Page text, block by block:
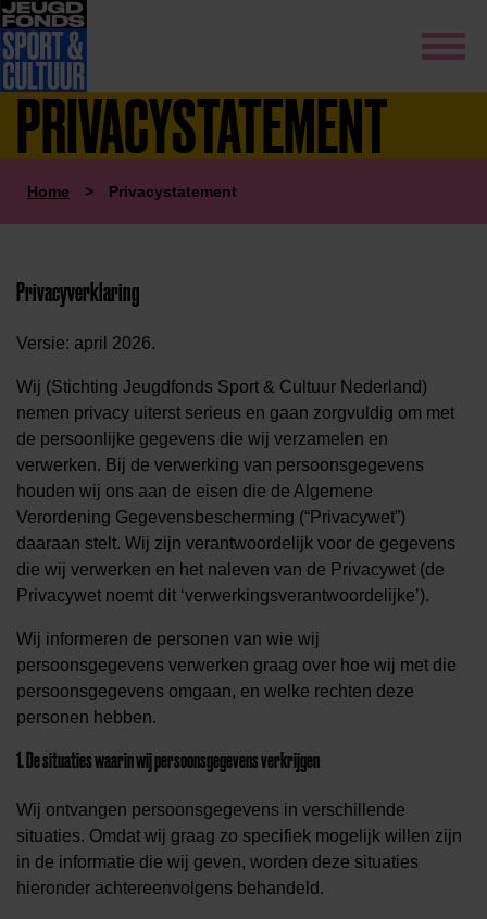
PRIVACYSTATEMENT
Home > Privacystatement
Privacyverklaring
Versie: april 2026.
Wij (Stichting Jeugdfonds Sport & Cultuur Nederland)
nemen privacy uiterst serieus en gaan zorgvuldig om met
de persoonlijke gegevens die wij verzamelen en
verwerken. Bij de verwerking van persoonsgegevens
houden wij ons aan de eisen die de Algemene
Verordening Gegevensbescherming (“Privacywet”)
daaraan stelt. Wij zijn verantwoordelijk voor de gegevens
die wij verwerken en het naleven van de Privacywet (de
Privacywet noemt dit ‘verwerkingsverantwoordelijke’).
Wij informeren de personen van wie wij
persoonsgegevens verwerken graag over hoe wij met die
persoonsgegevens omgaan, en welke rechten deze
personen hebben.
1. De situaties waarin wij persoonsgegevens verkrijgen
Wij ontvangen persoonsgegevens in verschillende
situaties. Omdat wij graag zo specifiek mogelijk willen zijn
in de informatie die wij geven, worden deze situaties
hieronder achtereenvolgens behandeld.